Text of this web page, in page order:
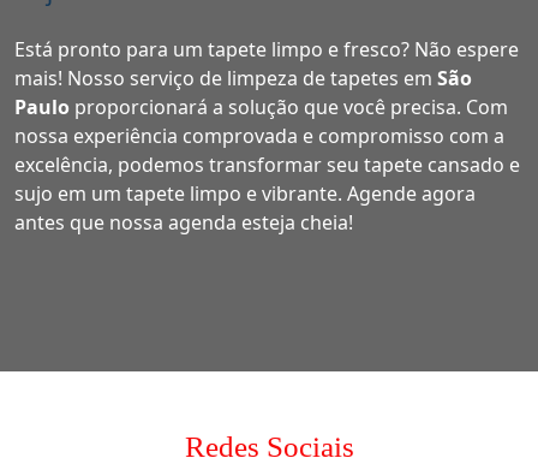
Está pronto para um tapete limpo e fresco? Não espere
mais! Nosso serviço de limpeza de tapetes em São
Paulo proporcionará a solução que você precisa. Com
nossa experiência comprovada e compromisso com a
excelência, podemos transformar seu tapete cansado e
sujo em um tapete limpo e vibrante. Agende agora
antes que nossa agenda esteja cheia!
Redes Sociais